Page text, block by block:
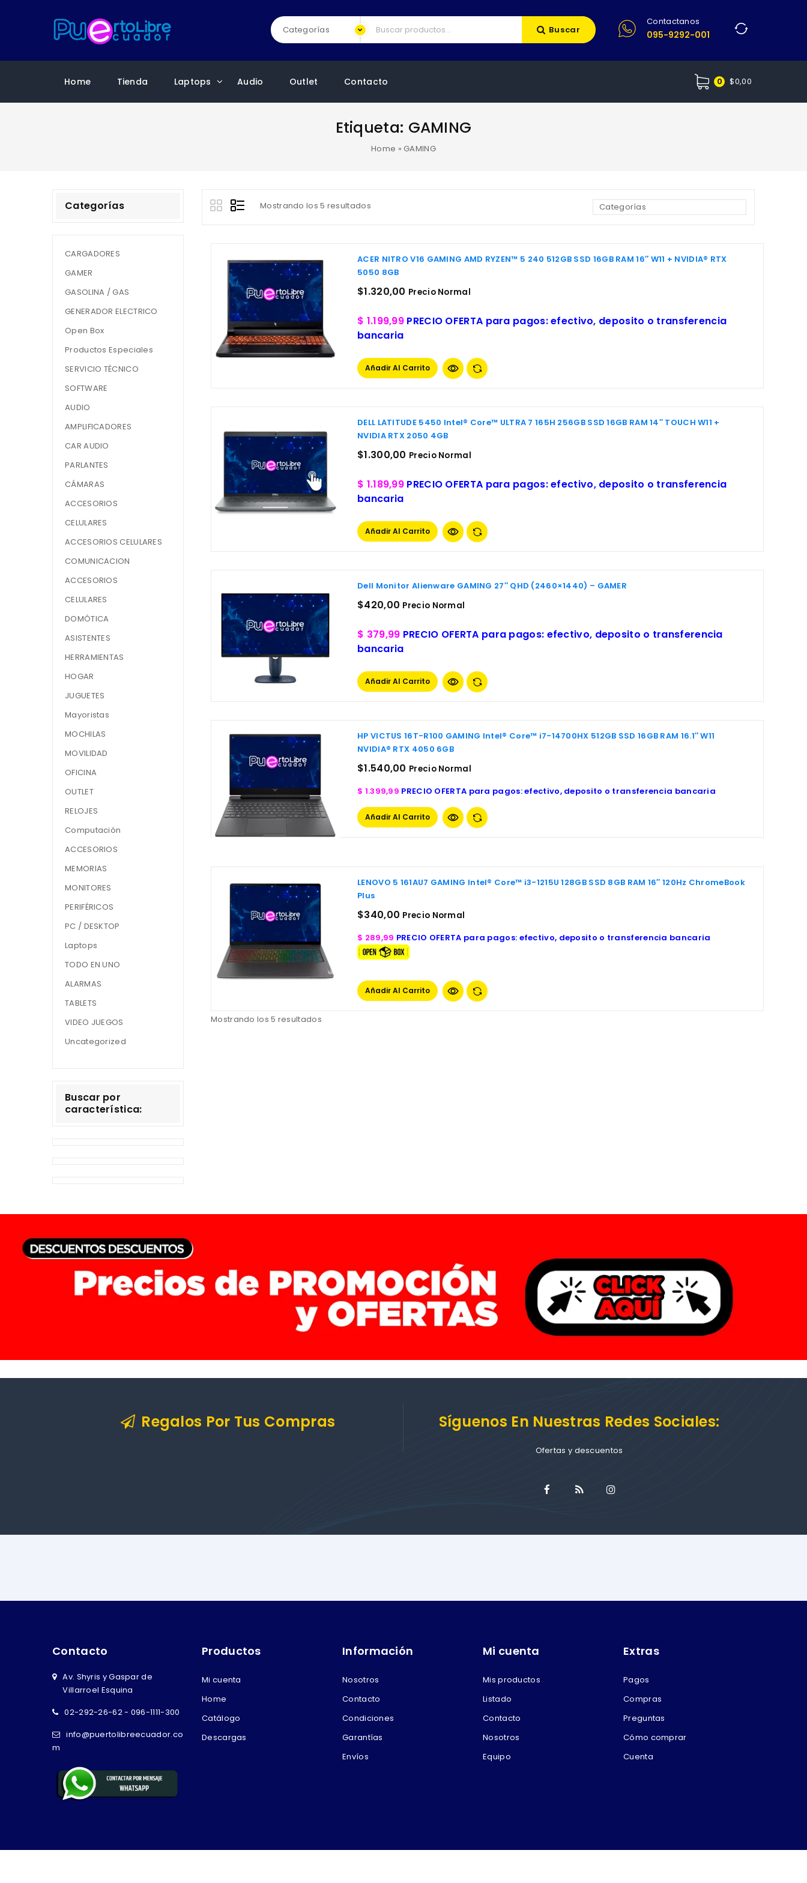
Contactanos
095-9292-001
Buscar
Home Tienda Laptops Audio Outlet Contacto 0 $0,00
Etiqueta: GAMING
Home » GAMING
Mostrando los 5 resultados
ACER NITRO V16 GAMING AMD RYZEN™ 5 240 512GB SSD 16GB RAM 16″ W11 + NVIDIA® RTX
5050 8GB
$1.320,00 Precio Normal
$ 1.199,99 PRECIO OFERTA para pagos: efectivo, deposito o transferencia
bancaria
Añadir Al Carrito
DELL LATITUDE 5450 Intel® Core™ ULTRA 7 165H 256GB SSD 16GB RAM 14″ TOUCH W11 +
NVIDIA RTX 2050 4GB
$1.300,00 Precio Normal
$ 1.189,99 PRECIO OFERTA para pagos: efectivo, deposito o transferencia
bancaria
Añadir Al Carrito
Dell Monitor Alienware GAMING 27″ QHD (2460×1440) – GAMER
$420,00 Precio Normal
$ 379,99 PRECIO OFERTA para pagos: efectivo, deposito o transferencia
bancaria
Añadir Al Carrito
HP VICTUS 16T-R100 GAMING Intel® Core™ i7-14700HX 512GB SSD 16GB RAM 16.1″ W11
NVIDIA® RTX 4050 6GB
$1.540,00 Precio Normal
$ 1.399,99 PRECIO OFERTA para pagos: efectivo, deposito o transferencia bancaria
Añadir Al Carrito
LENOVO 5 161AU7 GAMING Intel® Core™ i3-1215U 128GB SSD 8GB RAM 16″ 120Hz ChromeBook
Plus
$340,00 Precio Normal
$ 289,99 PRECIO OFERTA para pagos: efectivo, deposito o transferencia bancaria
Añadir Al Carrito
Mostrando los 5 resultados
Categorías
CARGADORES
GAMER
GASOLINA / GAS
GENERADOR ELECTRICO
Open Box
Productos Especiales
SERVICIO TÉCNICO
SOFTWARE
AUDIO
AMPLIFICADORES
CAR AUDIO
PARLANTES
CÁMARAS
ACCESORIOS
CELULARES
ACCESORIOS CELULARES
COMUNICACION
ACCESORIOS
CELULARES
DOMÓTICA
ASISTENTES
HERRAMIENTAS
HOGAR
JUGUETES
Mayoristas
MOCHILAS
MOVILIDAD
OFICINA
OUTLET
RELOJES
Computación
ACCESORIOS
MEMORIAS
MONITORES
PERIFÉRICOS
PC / DESKTOP
Laptops
TODO EN UNO
ALARMAS
TABLETS
VIDEO JUEGOS
Uncategorized
Buscar por
característica:
Regalos Por Tus Compras Síguenos En Nuestras Redes Sociales:
Ofertas y descuentos
Contacto
Av. Shyris y Gaspar de
Villarroel Esquina
02-292-26-62 - 096-1111-300
info@puertolibreecuador.co
m
Productos
Mi cuenta
Home
Catálogo
Descargas
Información
Nosotros
Contacto
Condiciones
Garantías
Envíos
Mi cuenta
Mis productos
Listado
Contacto
Nosotros
Equipo
Extras
Pagos
Compras
Preguntas
Cómo comprar
Cuenta